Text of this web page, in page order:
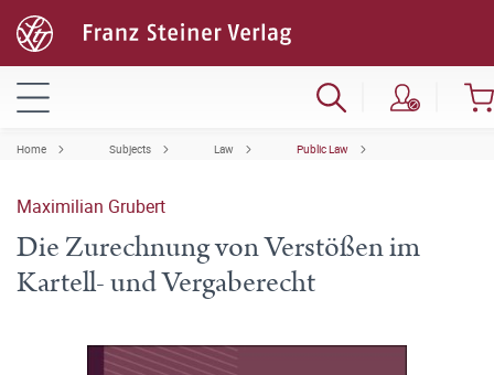
Home Subjects Law Public Law
Maximilian Grubert
Die Zurechnung von Verstößen im
Kartell- und Vergaberecht